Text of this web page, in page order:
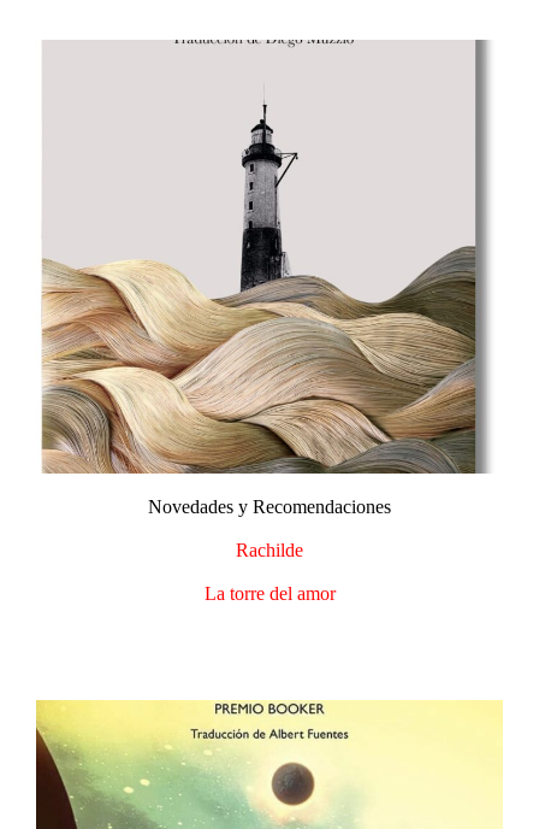
Novedades y Recomendaciones​
Rachilde
La torre del amor​